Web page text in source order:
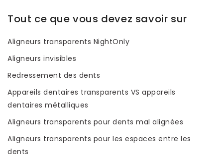
Tout ce que vous devez savoir sur
Aligneurs transparents NightOnly
Aligneurs invisibles
Redressement des dents
Appareils dentaires transparents VS appareils
dentaires métalliques
Aligneurs transparents pour dents mal alignées
Aligneurs transparents pour les espaces entre les
dents